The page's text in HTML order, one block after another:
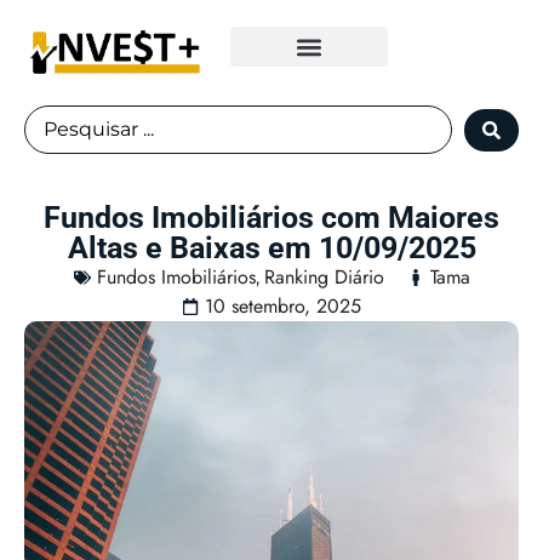
Fundos Imobiliários com Maiores
Altas e Baixas em 10/09/2025
Fundos Imobiliários, Ranking Diário
Tama
10 setembro, 2025